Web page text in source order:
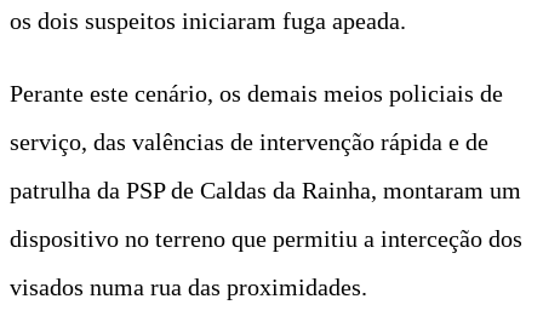
os dois suspeitos iniciaram fuga apeada.
Perante este cenário, os demais meios policiais de
serviço, das valências de intervenção rápida e de
patrulha da PSP de Caldas da Rainha, montaram um
dispositivo no terreno que permitiu a interceção dos
visados numa rua das proximidades.